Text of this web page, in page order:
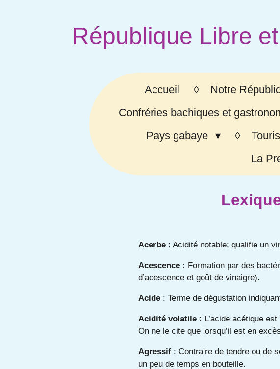
République Libre
Accueil Notre
Confréries bachiques et
Pays gabaye
La
Acerbe : Acidité notable; qualifie un
Acescence : Formation par des
d’acescence et goût de vinaigre).
Acide : Terme de dégustation
Acidité volatile : L’acide acétique
On ne le cite que lorsqu’il est en
Agressif : Contraire de tendre ou de
un peu de temps en bouteille.